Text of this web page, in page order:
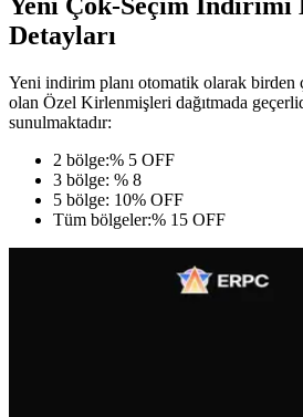
Yeni Çok-Seçim İndirimi
Detayları
Yeni indirim planı otomatik olarak birden
olan Özel Kirlenmişleri dağıtmada
sunulmaktadır:
2 bölge:% 5 OFF
3 bölge: % 8
5 bölge: 10% OFF
Tüm bölgeler:% 15 OFF